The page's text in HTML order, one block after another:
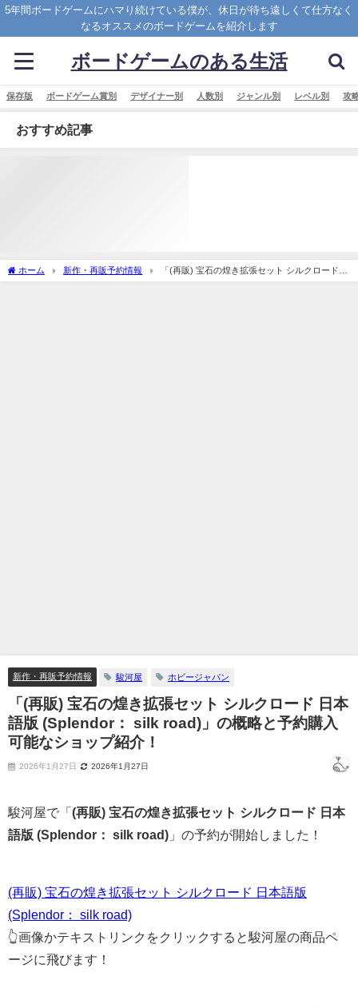
5年間ボードゲームにハマり続けている僕が、休日が待ち遠しくて仕方なく
なるオススメのボードゲームを紹介します
ボードゲームのある生活
保存版 ボードゲーム賞別 デザイナー別 人数別 ジャンル別 レベル別 攻
おすすめ記事
ホーム 新作・再販予約情報
「(再販) 宝石の煌き拡張セット シルクロード
日本語版 (Splendor： silk road)」の概略と予約購入可能なショップ紹介！
新作・再販予約情報 駿河屋 ホビージャパン
「(再販) 宝石の煌き拡張セット シルクロード 日本
語版 (Splendor： silk road)」の概略と予約購入
可能なショップ紹介！
2026年1月27日 2026年1月27日
駿河屋で「 (再販) 宝石の煌き拡張セット シルクロード 日本
語版 (Splendor： silk road) 」の予約が開始しました！
(再販) 宝石の煌き拡張セット シルクロード 日本語版
(Splendor： silk road)
👆画像かテキストリンクをクリックすると駿河屋の商品ペ
ージに飛びます！